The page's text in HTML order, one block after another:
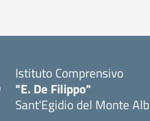
Istituto Comprensivo
"E. De Filippo"
Sant'Egidio del Monte